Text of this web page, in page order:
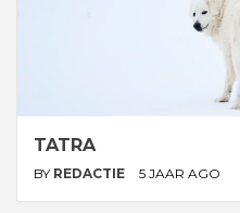
TATRA
BY REDACTIE 5 JAAR AGO